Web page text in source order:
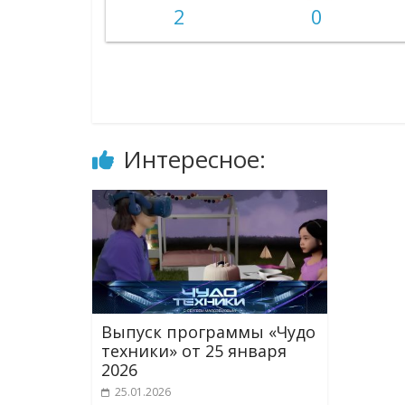
2 0
Интересное:
Выпуск программы «Чудо
техники» от 25 января
2026
25.01.2026